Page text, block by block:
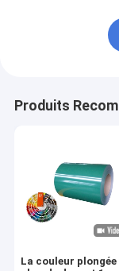
Produits
La couleur plongée